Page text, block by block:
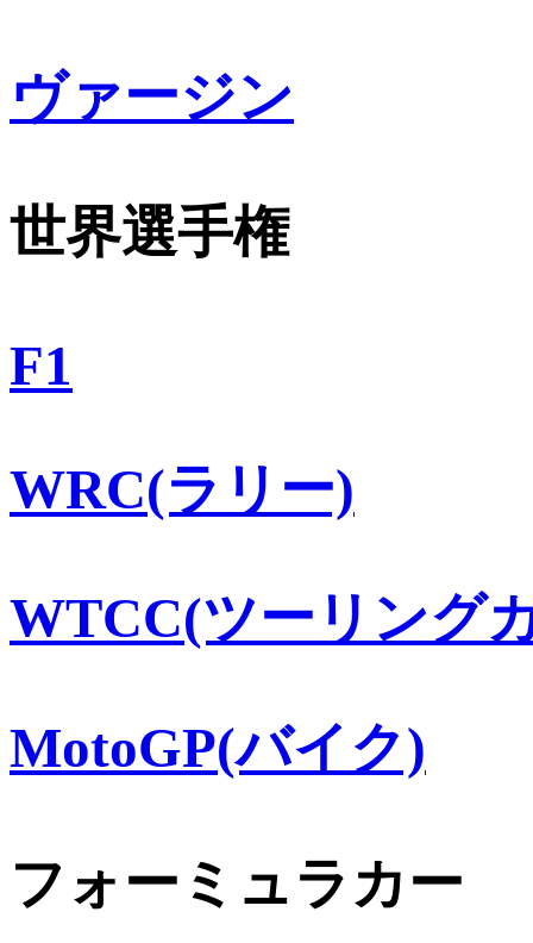
ヴァージン
世界選手権
F1
WRC(ラリー)
WTCC(ツーリング
MotoGP(バイク)
フォーミュラカー